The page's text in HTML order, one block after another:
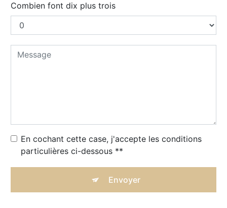
Combien font dix plus trois
En cochant cette case, j'accepte les conditions
particulières ci-dessous **
Envoyer